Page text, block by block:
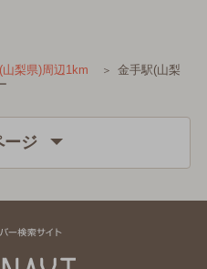
山梨県)周辺1km
金手駅(山梨
ージ